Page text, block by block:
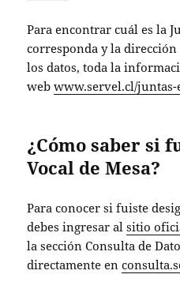
Para encontrar cuál es la
corresponda y la
los datos, toda la
webwww.servel.cl/juntas-
¿Cómo saber si
Vocal de Mesa?
Para conocer si fuiste
debes ingresar alsitio
la sección Consulta de
directamente en